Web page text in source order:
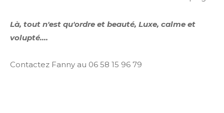
Là, tout n'est qu'ordre et beauté, Luxe, calme et
volupté....
Contactez Fanny au 06 58 15 96 79